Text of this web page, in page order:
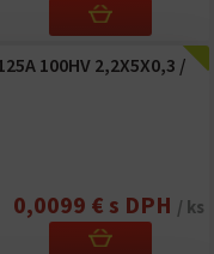
100HV 2,2X5X0,3 /
0,0099 € s DPH / ks